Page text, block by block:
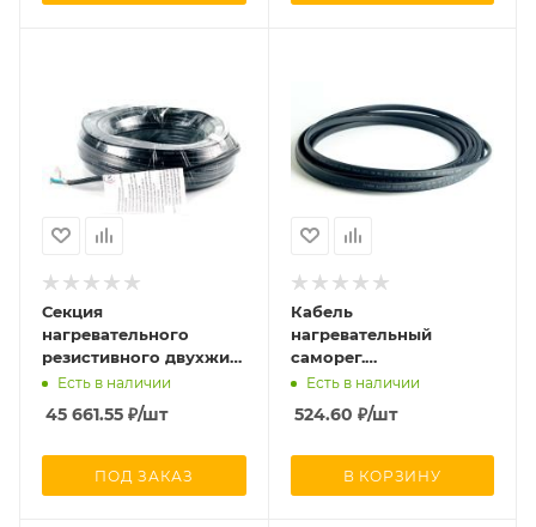
Секция
нагревательного
резистивного двухжил.
кабеля 30Вт/м 4800Вт
(площадки/кровли)
термопласт (дл.160м)
4800/30
Есть в наличии
45 661.55 ₽/шт
ПОД ЗАКАЗ
Кабель
нагревательный
саморег.
строительного
применения (трубы)
16Вт/м 16AWG
SXLL16-2CR
Есть в наличии
524.60 ₽/шт
В КОРЗИНУ